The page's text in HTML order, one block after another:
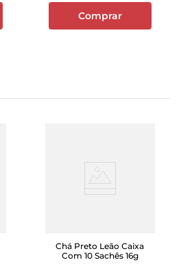
Comprar
Chá Preto Leão Caixa
Com 10 Sachês 16g